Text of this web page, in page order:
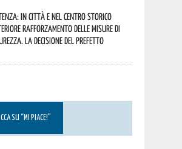
in città e nel centro storico
rafforzamento delle misure di
La decisione del Prefetto
SU “MI PIACE!”